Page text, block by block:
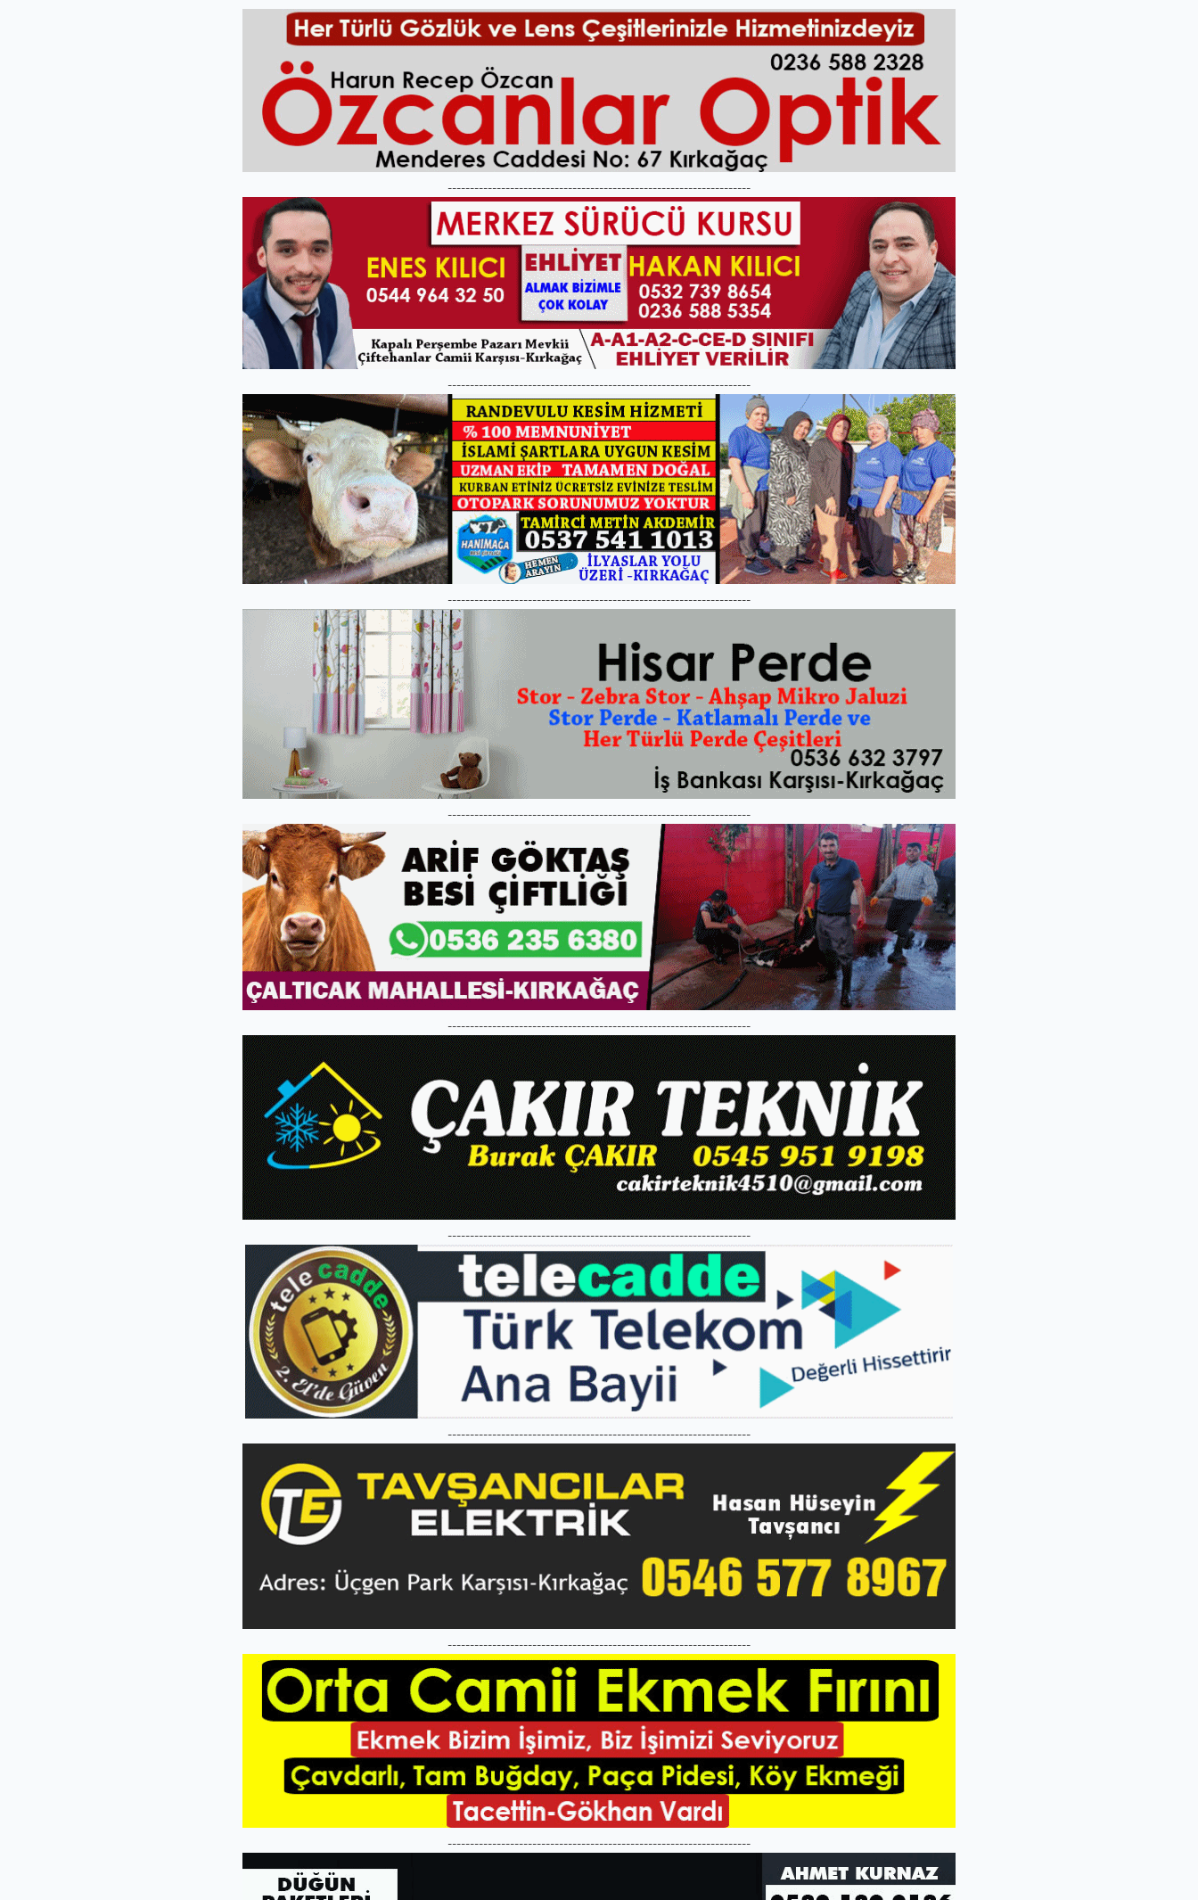
--------------------------------------------------------------------
--------------------------------------------------------------------
--------------------------------------------------------------------
--------------------------------------------------------------------
--------------------------------------------------------------------
--------------------------------------------------------------------
--------------------------------------------------------------------
--------------------------------------------------------------------
--------------------------------------------------------------------